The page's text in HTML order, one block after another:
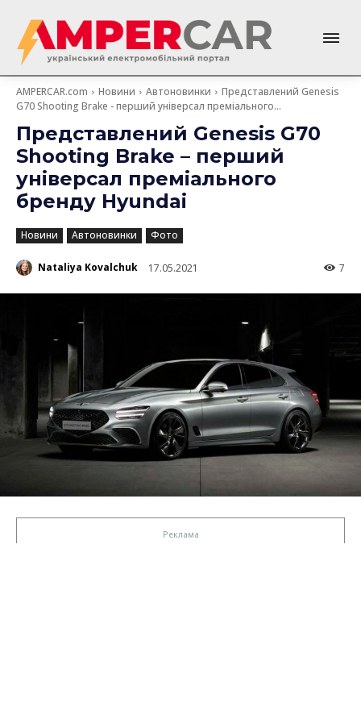
AMPERCAR.com Новини Автоновинки
Представлений Genesis
G70 Shooting Brake - перший універсал преміального...
Представлений Genesis G70
Shooting Brake – перший
універсал преміального
бренду Hyundai
Новини Автоновинки Фото
Nataliya Kovalchuk 17.05.2021 7